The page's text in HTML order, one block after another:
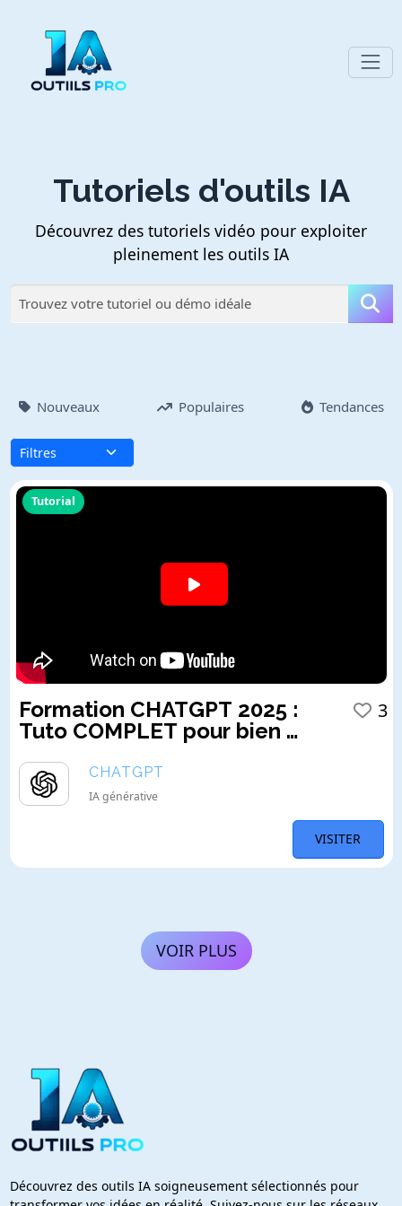
Tutoriels d'outils IA
Découvrez des tutoriels vidéo pour exploiter
pleinement les outils IA
Nouveaux Populaires Tendances
Tutorial
Formation CHATGPT 2025 :
Tuto COMPLET pour bien
3
CHATGPT
IA générative
VISITER
VOIR PLUS
Découvrez des outils IA soigneusement sélectionnés pour